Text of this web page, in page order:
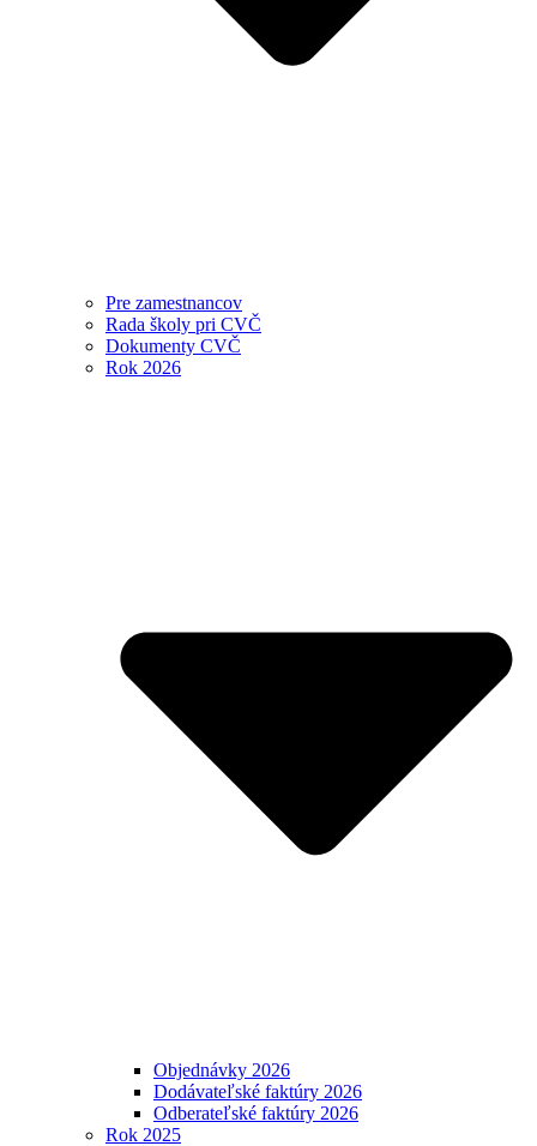
Pre zamestnancov
Rada školy pri CVČ
Dokumenty CVČ
Rok 2026
Objednávky 2026
Dodávateľské faktúry 2026
Odberateľské faktúry 2026
Rok 2025